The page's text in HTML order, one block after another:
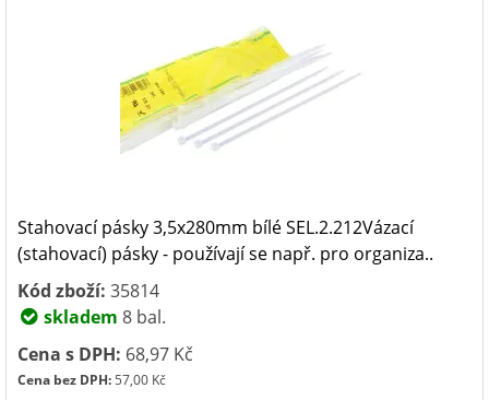
Stahovací pásky 3,5x280mm bílé SEL.2.212Vázací
(stahovací) pásky - používají se např. pro organiza..
Kód zboží: 35814
skladem 8 bal.
Cena s DPH: 68,97 Kč
Cena bez DPH:57,00 Kč